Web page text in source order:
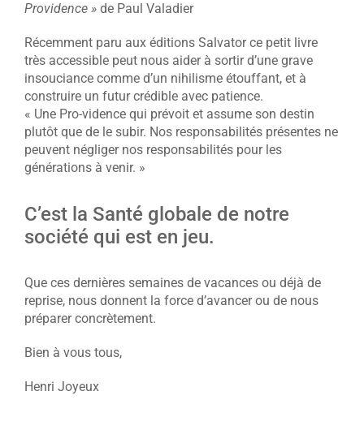
Providence »de Paul Valadier
Récemment paru aux éditions Salvator ce petit livre
très accessible peut nous aider à sortir d’une grave
insouciance comme d’un nihilisme étouffant, et à
construire un futur crédible avec patience.
« Une Pro-vidence qui prévoit et assume son destin
plutôt que de le subir. Nos responsabilités présentes ne
peuvent négliger nos responsabilités pour les
générations à venir. »
C’est la Santé globale de notre
société qui est en jeu.
Que ces dernières semaines de vacances ou déjà de
reprise, nous donnent la force d’avancer ou de nous
préparer concrètement.
Bien à vous tous,
Henri Joyeux